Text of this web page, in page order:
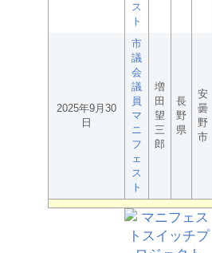
ス
ト
2025年9月30
日
市
議
会
議
員
マ
ニ
フ
ェ
ス
ト
増
田
望
三
郎
長
野
県
安
曇
野
市